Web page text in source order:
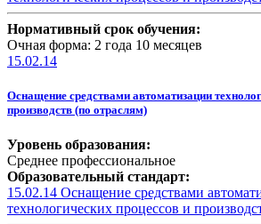
Нормативный срок обучения:
Очная форма: 2 года 10 месяцев
15.02.14
Оснащение средствами автоматизации
производств (по отраслям)
Уровень образования:
Среднее профессиональное
Образовательный стандарт:
15.02.14 Оснащение средствами
технологических процессов и